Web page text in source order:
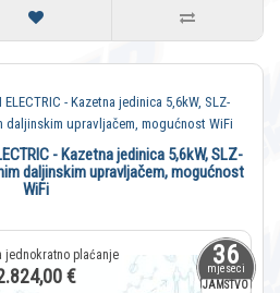
36
mjeseci
JAMSTVO
- Kazetna jedinica 5,6kW, SLZ-
daljinskim upravljačem, mogućnost
WiFi
€